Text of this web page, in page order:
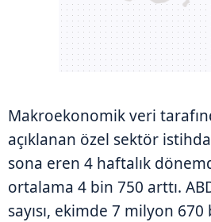
Makroekonomik veri
açıklanan özel sektör
sona eren 4 haftalık
ortalama 4 bin 750 arttı.
sayısı, ekimde 7 milyon